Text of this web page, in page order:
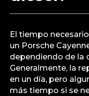
El tiempo
un Porsche
dependiendo de la
Generalmente, la
en un día, pero
más tiempo si se